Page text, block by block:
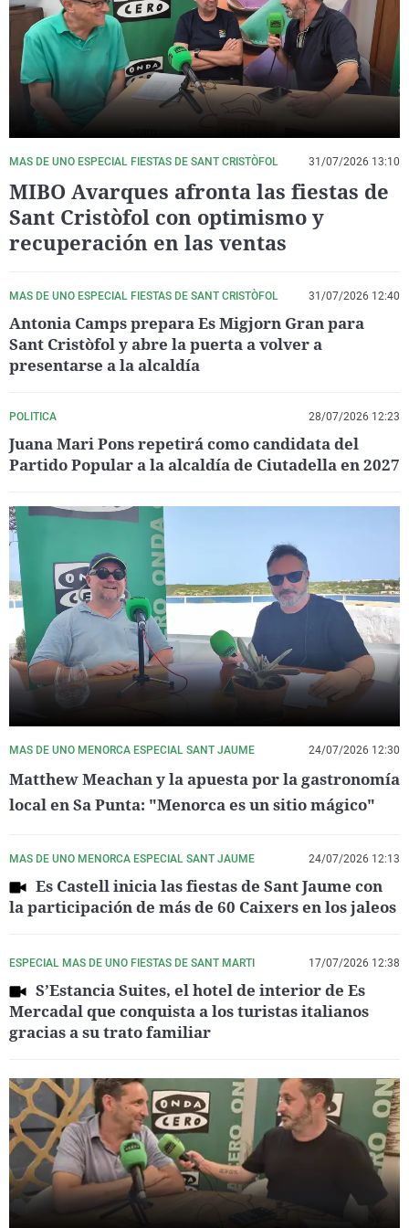
La rosa de los vientos
Gente viajera
Como el perro y el
Caso
Retornados
Equipo de
Operación Viuda
Extremadura
Galicia
La Rioja
Navarra
País Vasco
Virales
Televisión
Elecciones
MAS DE UNO ESPECIAL FIESTAS DE SANT CRISTÒFOL 31/07/2026 13:10
MIBO Avarques afronta las fiestas de
Sant Cristòfol con optimismo y
recuperación en las ventas
MAS DE UNO ESPECIAL FIESTAS DE SANT CRISTÒFOL 31/07/2026 12:40
Antonia Camps prepara Es Migjorn Gran para
Sant Cristòfol y abre la puerta a volver a
presentarse a la alcaldía
POLITICA 28/07/2026 12:23
Juana Mari Pons repetirá como candidata del
Partido Popular a la alcaldía de Ciutadella en 2027
MAS DE UNO MENORCA ESPECIAL SANT JAUME 24/07/2026 12:30
Matthew Meachan y la apuesta por la gastronomía
local en Sa Punta: "Menorca es un sitio mágico"
MAS DE UNO MENORCA ESPECIAL SANT JAUME 24/07/2026 12:13
Es Castell inicia las fiestas de Sant Jaume con
la participación de más de 60 Caixers en los jaleos
ESPECIAL MAS DE UNO FIESTAS DE SANT MARTI 17/07/2026 12:38
S’Estancia Suites, el hotel de interior de Es
Mercadal que conquista a los turistas italianos
gracias a su trato familiar